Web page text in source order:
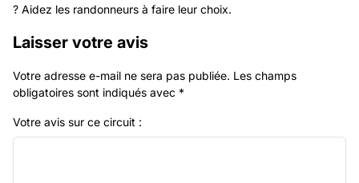
? Aidez les randonneurs à faire leur choix.
Laisser votre avis
Votre adresse e-mail ne sera pas publiée. Les champs
obligatoires sont indiqués avec *
Votre avis sur ce circuit :